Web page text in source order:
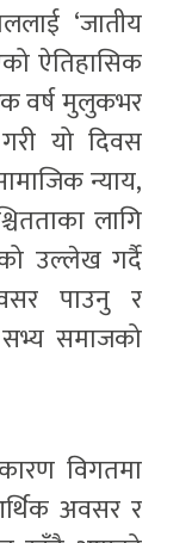
‘जातीय
ऐतिहासिक
वर्ष मुलुकभर
यो दिवस
न्याय,
लागि
उल्लेख गर्दै
पाउनु र
समाजको
विगतमा
अवसर र